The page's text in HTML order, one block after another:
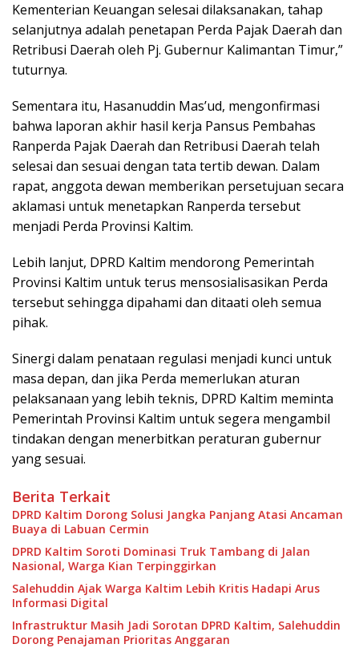
Kementerian Keuangan selesai dilaksanakan, tahap
selanjutnya adalah penetapan Perda Pajak Daerah dan
Retribusi Daerah oleh Pj. Gubernur Kalimantan Timur,”
tuturnya.
Sementara itu, Hasanuddin Mas’ud, mengonfirmasi
bahwa laporan akhir hasil kerja Pansus Pembahas
Ranperda Pajak Daerah dan Retribusi Daerah telah
selesai dan sesuai dengan tata tertib dewan. Dalam
rapat, anggota dewan memberikan persetujuan secara
aklamasi untuk menetapkan Ranperda tersebut
menjadi Perda Provinsi Kaltim.
Lebih lanjut, DPRD Kaltim mendorong Pemerintah
Provinsi Kaltim untuk terus mensosialisasikan Perda
tersebut sehingga dipahami dan ditaati oleh semua
pihak.
Sinergi dalam penataan regulasi menjadi kunci untuk
masa depan, dan jika Perda memerlukan aturan
pelaksanaan yang lebih teknis, DPRD Kaltim meminta
Pemerintah Provinsi Kaltim untuk segera mengambil
tindakan dengan menerbitkan peraturan gubernur
yang sesuai.
Berita Terkait
DPRD Kaltim Dorong Solusi Jangka Panjang Atasi Ancaman
Buaya di Labuan Cermin
DPRD Kaltim Soroti Dominasi Truk Tambang di Jalan
Nasional, Warga Kian Terpinggirkan
Salehuddin Ajak Warga Kaltim Lebih Kritis Hadapi Arus
Informasi Digital
Infrastruktur Masih Jadi Sorotan DPRD Kaltim, Salehuddin
Dorong Penajaman Prioritas Anggaran